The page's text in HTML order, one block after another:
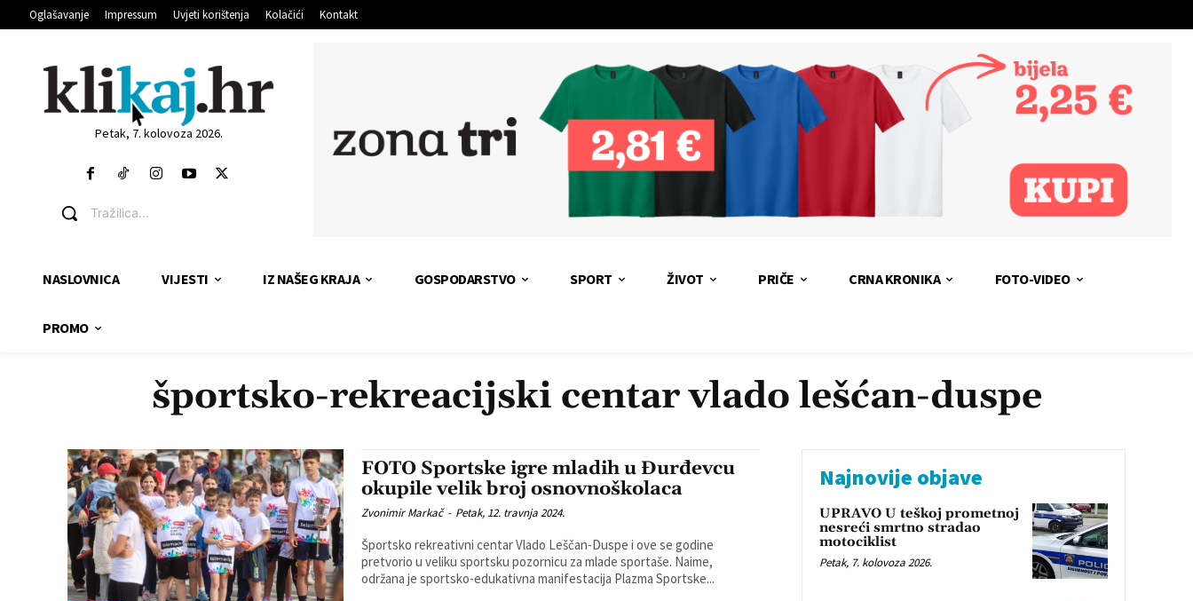
Oglašavanje Impressum Uvjeti korištenja Kolačići Kontakt
Petak, 7. kolovoza 2026.
Tražilica...
NASLOVNICA VIJESTI IZ NAŠEG KRAJA GOSPODARSTVO SPORT ŽIVOT PRIČE CRNA KRONIKA FOTO-VIDEO
PROMO
športsko-rekreacijski centar vlado lešćan-duspe
FOTO Sportske igre mladih u Đurđevcu
okupile velik broj osnovnoškolaca
Zvonimir Markač - Petak, 12. travnja 2024.
Športsko rekreativni centar Vlado Leščan-Duspe i ove se godine
pretvorio u veliku sportsku pozornicu za mlade sportaše. Naime,
održana je sportsko-edukativna manifestacija Plazma Sportske...
Najnovije objave
UPRAVO U teškoj prometnoj
nesreći smrtno stradao
motociklist
Petak, 7. kolovoza 2026.